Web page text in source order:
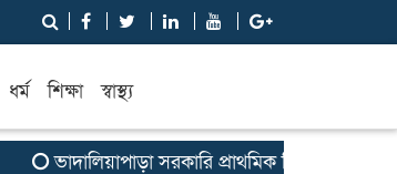
ধর্ম শিক্ষা স্বাস্থ্য
ভাদালিয়াপাড়া সরকারি প্রাথমিক বিদ্যালয়ে